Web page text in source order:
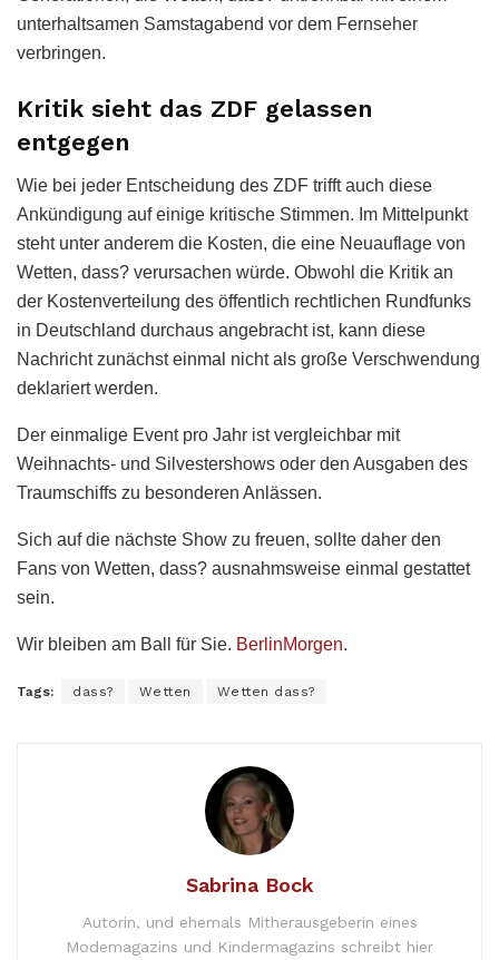
unterhaltsamen Samstagabend vor dem Fernseher
verbringen.
Kritik sieht das ZDF gelassen
entgegen
Wie bei jeder Entscheidung des ZDF trifft auch diese
Ankündigung auf einige kritische Stimmen. Im Mittelpunkt
steht unter anderem die Kosten, die eine Neuauflage von
Wetten, dass? verursachen würde. Obwohl die Kritik an
der Kostenverteilung des öffentlich rechtlichen Rundfunks
in Deutschland durchaus angebracht ist, kann diese
Nachricht zunächst einmal nicht als große Verschwendung
deklariert werden.
Der einmalige Event pro Jahr ist vergleichbar mit
Weihnachts- und Silvestershows oder den Ausgaben des
Traumschiffs zu besonderen Anlässen.
Sich auf die nächste Show zu freuen, sollte daher den
Fans von Wetten, dass? ausnahmsweise einmal gestattet
sein.
Wir bleiben am Ball für Sie. BerlinMorgen.
Tags: dass? Wetten Wetten dass?
Sabrina Bock
Autorin, und ehemals Mitherausgeberin eines
Modemagazins und Kindermagazins schreibt hier